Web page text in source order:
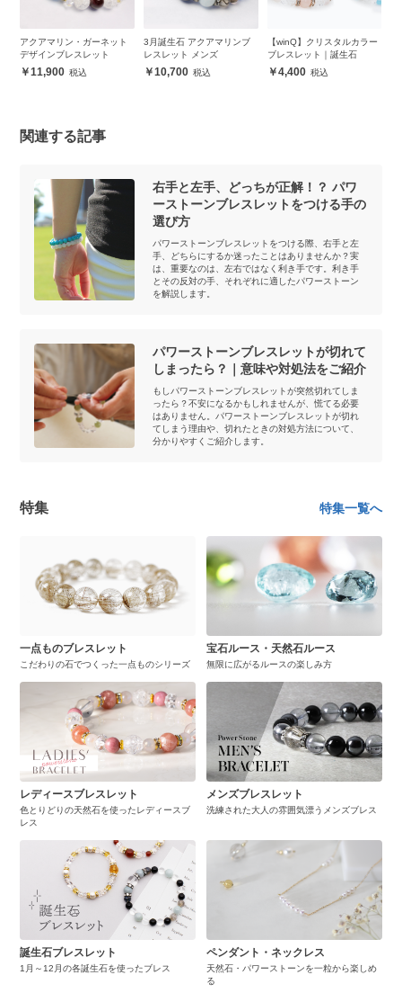
マリン・ガーネット
ンブレスレット
3月誕生石 アクアマリンブ
レスレット メンズ
10,700
【winQ】クリスタルカラー
ブレスレット｜誕生石
【winQ】ア
インブレス
関連する記事
右手と左手、どっちが正解！？ パワ
ーストーンブレスレットをつける手の
選び方
パワーストーンブレスレットをつける際、右手と左
手、どちらにするか迷ったことはありませんか？実
は、重要なのは、左右ではなく利き手です。利き手
とその反対の手、それぞれに適したパワーストーン
を解説します。
パワーストーンブレスレットが切れて
しまったら？｜意味や対処法をご紹介
もしパワーストーンブレスレットが突然切れてしま
ったら？不安になるかもしれませんが、慌てる必要
はありません。パワーストーンブレスレットが切れ
てしまう理由や、切れたときの対処方法について、
分かりやすくご紹介します。
特集 特集一覧へ
一点ものブレスレット
こだわりの石でつくった一点ものシリーズ
宝石ルース・天然石ルース
無限に広がるルースの楽しみ方
レディースブレスレット
色とりどりの天然石を使ったレディースブ
レス
メンズブレスレット
洗練された大人の雰囲気漂うメンズブレス
誕生石ブレスレット
1月～12月の各誕生石を使ったブレス
ペンダント・ネックレス
天然石・パワーストーンを一粒から楽しめ
る